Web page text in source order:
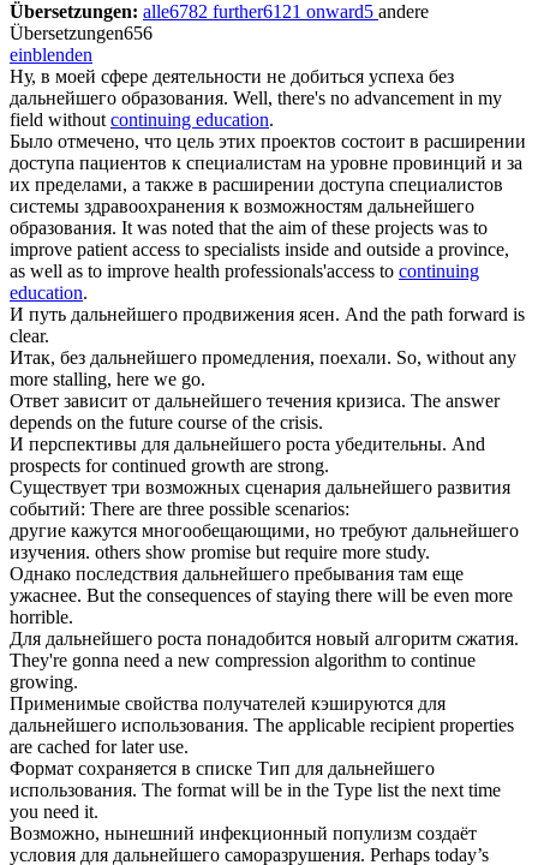
Übersetzungen: alle6782 further6121 onward5 andere
Übersetzungen656
einblenden
Ну, в моей сфере деятельности не добиться успеха без
дальнейшего образования. Well, there's no advancement in my
field withoutcontinuing education.
Было отмечено, что цель этих проектов состоит в расширении
доступа пациентов к специалистам на уровне провинций и за
их пределами, а также в расширении доступа специалистов
системы здравоохранения к возможностям дальнейшего
образования. It was noted that the aim of these projects was to
improve patient access to specialists inside and outside a province,
as well as to improve health professionals'access to continuing
education.
И путь дальнейшего продвижения ясен. And the path forward is
clear.
Итак, без дальнейшего промедления, поехали. So, without any
more stalling, here we go.
Ответ зависит от дальнейшего течения кризиса. The answer
depends on the future course of the crisis.
И перспективы для дальнейшего роста убедительны. And
prospects for continued growth are strong.
Существует три возможных сценария дальнейшего развития
событий: There are three possible scenarios:
другие кажутся многообещающими, но требуют дальнейшего
изучения. others show promise but require more study.
Однако последствия дальнейшего пребывания там еще
ужаснее. But the consequences of staying there will be even more
horrible.
Для дальнейшего роста понадобится новый алгоритм сжатия.
They're gonna need a new compression algorithm to continue
growing.
Применимые свойства получателей кэшируются для
дальнейшего использования. The applicable recipient properties
are cached for later use.
Формат сохраняется в списке Тип для дальнейшего
использования. The format will be in the Type list the next time
you need it.
Возможно, нынешний инфекционный популизм создаёт
условия для дальнейшего саморазрушения. Perhaps today’s